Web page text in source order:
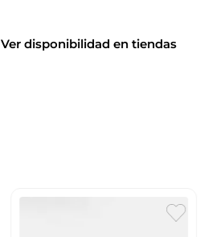
Ver disponibilidad en tiendas